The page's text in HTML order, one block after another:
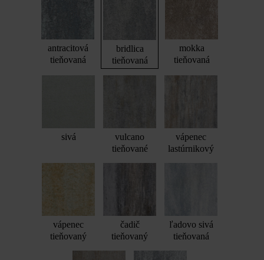
antracitová
tieňovaná
bridlica
tieňovaná
mokka
tieňovaná
sivá
vulcano
tieňované
vápenec
lastúrnikový
vápenec
tieňovaný
čadič
tieňovaný
ľadovo sivá
tieňovaná